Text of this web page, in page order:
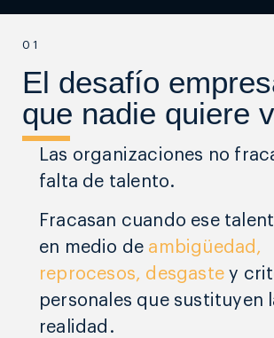
01
El desafío
que nadie quiere
Las organizaciones no
falta de talento.
Fracasan cuando ese
en medio de ambigüedad,
reprocesos, desgastey
personales que sustituyen
realidad.